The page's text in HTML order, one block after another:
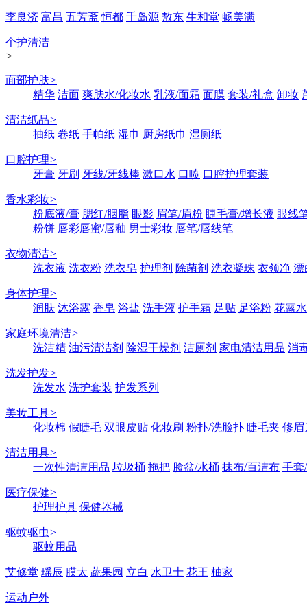
李良济 富昌 五芳斋 恒都 千岛源 敖东 生和堂 畅美满
个护清洁
>
面部护肤>
精华 洁面 爽肤水/化妆水 乳液/面霜 面膜 套装/礼盒 卸妆
清洁纸品>
抽纸 卷纸 手帕纸 湿巾 厨房纸巾 湿厕纸
口腔护理>
牙膏 牙刷 牙线/牙线棒 漱口水 口喷 口腔护理套装
香水彩妆>
粉底液/膏 腮红/胭脂 眼影 眉笔/眉粉 睫毛膏/增长液 眼线
粉饼 唇彩唇蜜/唇釉 男士彩妆 唇笔/唇线笔
衣物清洁>
洗衣液 洗衣粉 洗衣皂 护理剂 除菌剂 洗衣凝珠 衣领净 漂
身体护理>
润肤 沐浴露 香皂 浴盐 洗手液 护手霜 足贴 足浴粉 花露水
家庭环境清洁>
洗洁精 油污清洁剂 除湿干燥剂 洁厕剂 家电清洁用品 消
洗发护发>
洗发水 洗护套装 护发系列
美妆工具>
化妆棉 假睫毛 双眼皮贴 化妆刷 粉扑/洗脸扑 睫毛夹 修眉
清洁用具>
一次性清洁用品 垃圾桶 拖把 脸盆/水桶 抹布/百洁布 手套
医疗保健>
护理护具 保健器械
驱蚊驱虫>
驱蚊用品
艾修堂 瑶辰 膜太 蔬果园 立白 水卫士 花王 柚家
运动户外